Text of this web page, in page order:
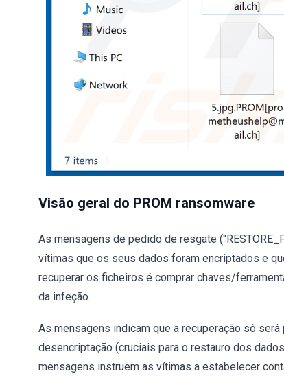
Visão geral do PROM ransomware
As mensagens de pedido de resgate
vítimas que os seus dados foram encriptados e
recuperar os ficheiros é comprar chaves/
da infeção.
As mensagens indicam que a recuperação só
desencriptação (cruciais para o restauro dos
mensagens instruem as vítimas a estabelecer